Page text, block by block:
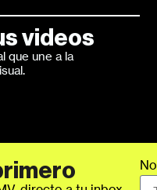
videos
que une a la